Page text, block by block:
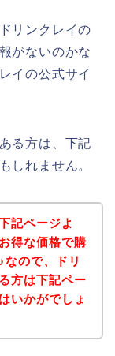
リンクレイの
がないのかな
イの公式サイ
る方は、下記
しれません。
記ページよ
得な価格で購
なので、ドリ
方は下記ペー
いかがでしょ